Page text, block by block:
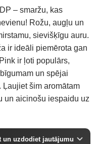
– smaržu, kas
Rožu, augļu un
sievišķīgu auru.
ir ideāli piemērota gan
ir ļoti populārs,
un spējai
šim aromātam
un aicinošu iespaidu uz
un uzdodiet jautājumu